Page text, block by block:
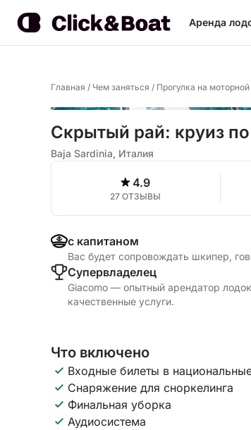
Аренда
Главная / Чем заняться / Прогулка на
Скрытый рай: круиз
Baja Sardinia, Италия
4.9
27 ОТЗЫВЫ
с капитаном
Вас будет сопровождать шкипер,
Cупервладелец
Giacomo — опытный арендатор
качественные услуги.
Что включено
Входные билеты в
Снаряжение для сноркелинга
Финальная уборка
Аудиосистема